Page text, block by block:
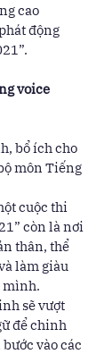
cao
động
voice
bổ ích cho
môn Tiếng
cuộc thi
còn là nơi
thân, thể
làm giàu
mình.
sẽ vượt
để chinh
vào các